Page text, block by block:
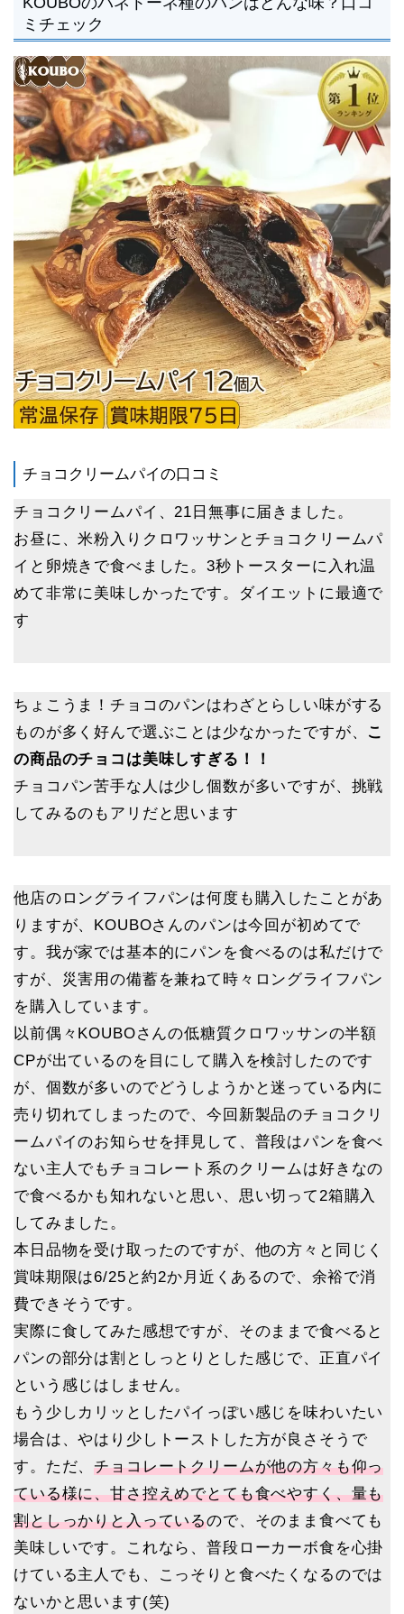
ミチェック
チョコクリームパイの口コミ
チョコクリームパイ、21日無事に届きました。
お昼に、米粉入りクロワッサンとチョコクリームパ
イと卵焼きで食べました。3秒トースターに入れ温
めて非常に美味しかったです。ダイエットに最適で
す
ちょこうま！チョコのパンはわざとらしい味がする
ものが多く好んで選ぶことは少なかったですが、 こ
の商品のチョコは美味しすぎる！！
チョコパン苦手な人は少し個数が多いですが、挑戦
してみるのもアリだと思います
他店のロングライフパンは何度も購入したことがあ
りますが、KOUBOさんのパンは今回が初めてで
す。我が家では基本的にパンを食べるのは私だけで
すが、災害用の備蓄を兼ねて時々ロングライフパン
を購入しています。
以前偶々KOUBOさんの低糖質クロワッサンの半額
CPが出ているのを目にして購入を検討したのです
が、個数が多いのでどうしようかと迷っている内に
売り切れてしまったので、今回新製品のチョコクリ
ームパイのお知らせを拝見して、普段はパンを食べ
ない主人でもチョコレート系のクリームは好きなの
で食べるかも知れないと思い、思い切って2箱購入
してみました。
本日品物を受け取ったのですが、他の方々と同じく
賞味期限は6/25と約2か月近くあるので、余裕で消
費できそうです。
実際に食してみた感想ですが、そのままで食べると
パンの部分は割としっとりとした感じで、正直パイ
という感じはしません。
もう少しカリッとしたパイっぽい感じを味わいたい
場合は、やはり少しトーストした方が良さそうで
す。ただ、チョコレートクリームが他の方々も仰っ
ている様に、甘さ控えめでとても食べやすく、量も
割としっかりと入っているので、そのまま食べても
美味しいです。これなら、普段ローカーボ食を心掛
けている主人でも、こっそりと食べたくなるのでは
ないかと思います(笑)